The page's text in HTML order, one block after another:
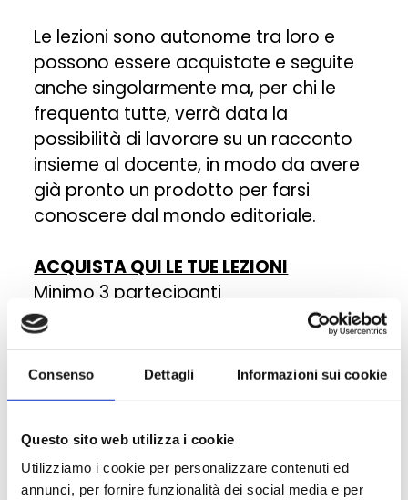
Consenso Dettagli Informazioni sui cookie
Questo sito web utilizza i cookie
Utilizziamo i cookie per personalizzare contenuti ed
annunci, per fornire funzionalità dei social media e per
Le lezioni sono autonome tra loro e
possono essere acquistate e seguite
anche singolarmente ma, per chi le
frequenta tutte, verrà data la
possibilità di lavorare su un racconto
insieme al docente, in modo da avere
già pronto un prodotto per farsi
conoscere dal mondo editoriale.
ACQUISTA QUI LE TUE LEZIONI
Minimo 3 partecipanti
PROGRAMMA DELLE LEZIONI ONLINE
Prima lezione: durata 2 ore con
esercizi